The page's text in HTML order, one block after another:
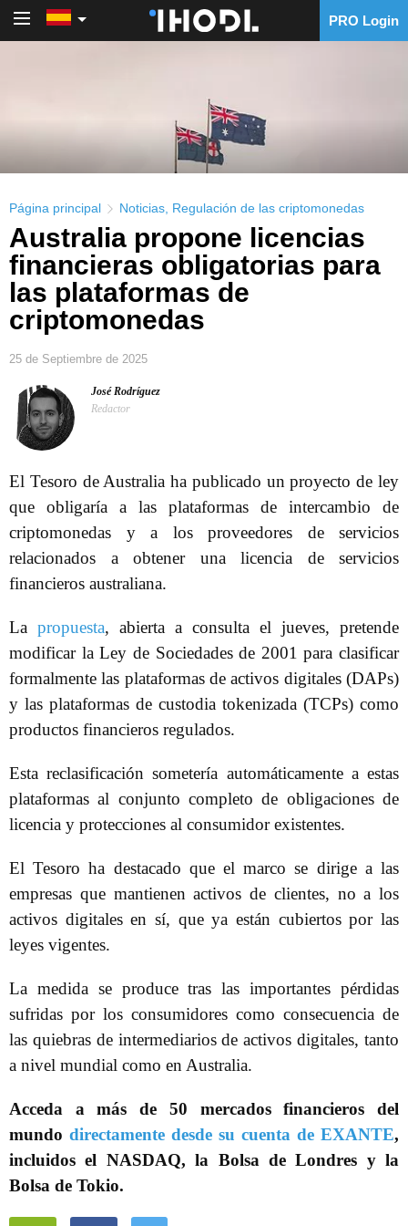
PRO Login
Página principal Noticias Regulación de las criptomonedas
Australia propone licencias
financieras obligatorias para
las plataformas de
criptomonedas
25 de Septiembre de 2025
José Rodríguez
Redactor
El Tesoro de Australia ha publicado un proyecto de ley
que obligaría a las plataformas de intercambio de
criptomonedas y a los proveedores de servicios
relacionados a obtener una licencia de servicios
financieros australiana.
La propuesta, abierta a consulta el jueves, pretende
modificar la Ley de Sociedades de 2001 para clasificar
formalmente las plataformas de activos digitales (DAPs)
y las plataformas de custodia tokenizada (TCPs) como
productos financieros regulados.
Esta reclasificación sometería automáticamente a estas
plataformas al conjunto completo de obligaciones de
licencia y protecciones al consumidor existentes.
El Tesoro ha destacado que el marco se dirige a las
empresas que mantienen activos de clientes, no a los
activos digitales en sí, que ya están cubiertos por las
leyes vigentes.
La medida se produce tras las importantes pérdidas
sufridas por los consumidores como consecuencia de
las quiebras de intermediarios de activos digitales, tanto
a nivel mundial como en Australia.
Acceda a más de 50 mercados financieros del
mundo directamente desde su cuenta de EXANTE,
incluidos el NASDAQ, la Bolsa de Londres y la
Bolsa de Tokio.